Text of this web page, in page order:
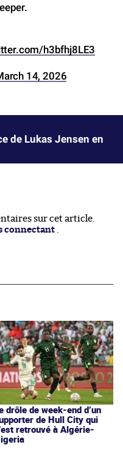
h3bfhj8LE3
14, 2026
de Lukas Jensen en
sur cet article.
connectant
drôle de week-end d’un
de Hull City qui
retrouvé à Algérie-